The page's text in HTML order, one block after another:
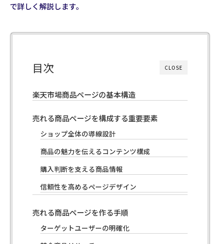
で詳しく解説します。
CLOSE
目次
楽天市場商品ページの基本構造
売れる商品ページを構成する重要要素
ショップ全体の導線設計
商品の魅力を伝えるコンテンツ構成
購入判断を支える商品情報
信頼性を高めるページデザイン
売れる商品ページを作る手順
ターゲットユーザーの明確化